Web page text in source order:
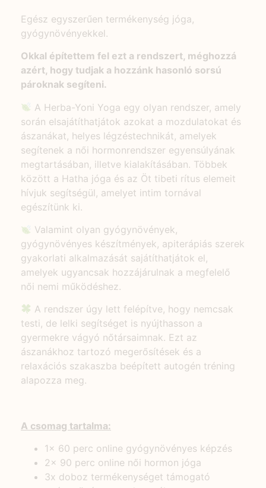
Egész egyszerűen termékenység jóga,
gyógynövényekkel.
Okkal építettem fel ezt a rendszert, méghozzá
azért, hogy tudjak a hozzánk hasonló sorsú
pároknak segíteni.
A Herba-Yoni Yoga egy olyan rendszer, amely
során elsajátíthatjátok azokat a mozdulatokat és
ászanákat, helyes légzéstechnikát, amelyek
segítenek a női hormonrendszer egyensúlyának
megtartásában, illetve kialakításában. Többek
között a Hatha jóga és az Öt tibeti rítus elemeit
hívjuk segítségül, amelyet intim tornával
egészítünk ki.
Valamint olyan gyógynövények,
gyógynövényes készítmények, apiterápiás szerek
gyakorlati alkalmazását sajátíthatjátok el,
amelyek ugyancsak hozzájárulnak a megfelelő
női nemi működéshez.
A rendszer úgy lett felépítve, hogy nemcsak
testi, de lelki segítséget is nyújthasson a
gyermekre vágyó nőtársaimnak. Ezt az
ászanákhoz tartozó megerősítések és a
relaxációs szakaszba beépített autogén tréning
alapozza meg.
A csomag tartalma:
1x 60 perc online gyógynövényes képzés
2x 90 perc online női hormon jóga
3x doboz termékenységet támogató